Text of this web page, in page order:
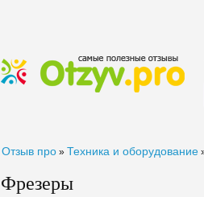
Отзыв про » Техника и оборудование
Фрезеры